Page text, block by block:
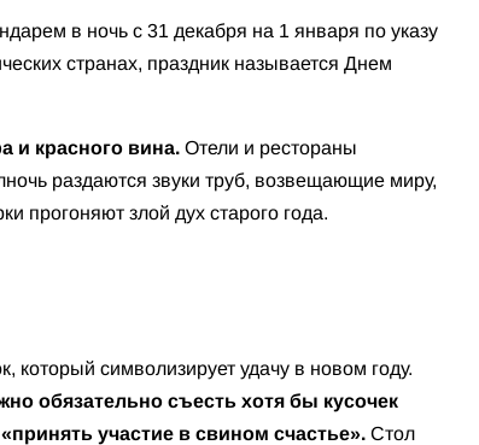
в ночь с 31 декабря на 1 января по указу
странах, праздник называется Днем
и красного вина. Отели и рестораны
раздаются звуки труб, возвещающие миру,
прогоняют злой дух старого года.
который символизирует удачу в новом году.
обязательно съесть хотя бы кусочек
участие в свином счастье». Стол